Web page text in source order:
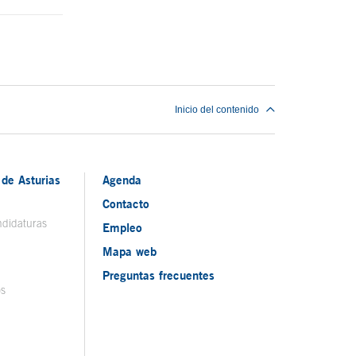
Inicio del contenido
Asturias
Agenda
Contacto
Empleo
Mapa web
Preguntas frecuentes